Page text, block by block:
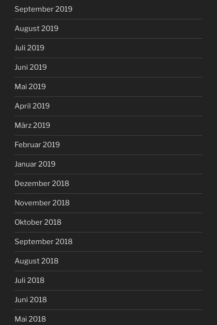
September 2019
August 2019
Juli 2019
Juni 2019
Mai 2019
April 2019
März 2019
Februar 2019
Januar 2019
Dezember 2018
November 2018
Oktober 2018
September 2018
August 2018
Juli 2018
Juni 2018
Mai 2018